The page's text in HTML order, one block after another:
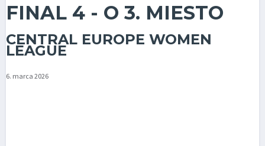
FINAL 4 - O 3. MIESTO
CENTRAL EUROPE WOMEN
LEAGUE
6. marca 2026